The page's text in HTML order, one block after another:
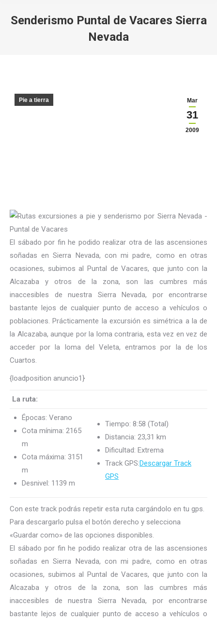
Senderismo Puntal de Vacares Sierra
Nevada
Mar
31
2009
Pie a tierra
El sábado por fin he podido realizar otra de las ascensiones
soñadas en Sierra Nevada, con mi padre, como en otras
ocasiones, subimos al Puntal de Vacares, que junto con la
Alcazaba y otros de la zona, son las cumbres más
inaccesibles de nuestra Sierra Nevada, por encontrarse
bastante lejos de cualquier punto de acceso a vehículos o
poblaciones. Prácticamente la excursión es simétrica a la de
la Alcazaba, aunque por la loma contraria, esta vez en vez de
acceder por la loma del Veleta, entramos por la de los
Cuartos.
{loadposition anuncio1}
La ruta:
Épocas: Verano
Cota mínima: 2165
m
Cota máxima: 3151
m
Desnivel: 1139 m
Tiempo: 8:58 (Total)
Distancia: 23,31 km
Dificultad: Extrema
Track GPS:Descargar Track
GPS
Con este track podrás repetir esta ruta cargándolo en tu gps.
Para descargarlo pulsa el botón derecho y selecciona
«Guardar como» de las opciones disponibles.
El sábado por fin he podido realizar otra de las ascensiones
soñadas en Sierra Nevada, con mi padre, como en otras
ocasiones, subimos al Puntal de Vacares, que junto con la
Alcazaba y otros de la zona, son las cumbres más
inaccesibles de nuestra Sierra Nevada, por encontrarse
bastante lejos de cualquier punto de acceso a vehículos o